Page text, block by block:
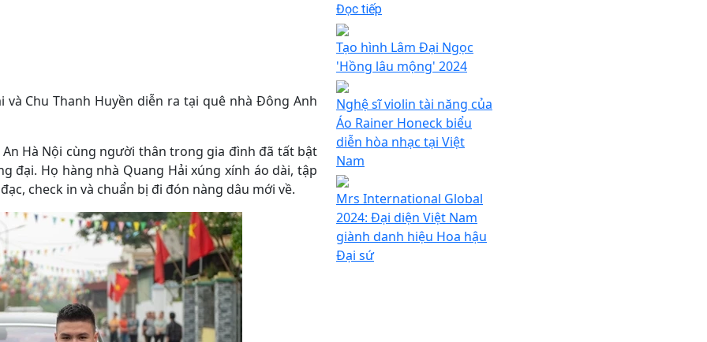
Chu Thanh Huyền diễn ra tại quê nhà Đông Anh
Hà Nội cùng người thân trong gia đình đã tất bật
đại. Họ hàng nhà Quang Hải xúng xính áo dài, tập
check in và chuẩn bị đi đón nàng dâu mới về.
chọn đá hợp mệnh Hỏa
Đọc tiếp
Tạo hình Lâm Đại Ngọc
'Hồng lâu mộng' 2024
Nghệ sĩ violin tài năng của
Áo Rainer Honeck biểu
diễn hòa nhạc tại Việt
Nam
Mrs International Global
2024: Đại diện Việt Nam
giành danh hiệu Hoa hậu
Đại sứ